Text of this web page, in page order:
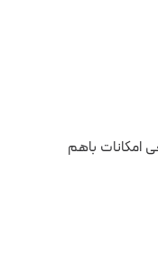
ارائه می‌شود؛ این ۲ نسخه در برخی امکانات باهم